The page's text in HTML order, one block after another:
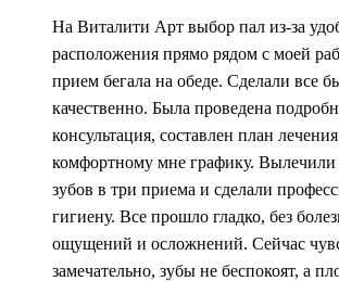
На Виталити Арт выбор пал из-за
расположения прямо рядом с моей
прием бегала на обеде. Сделали все
качественно. Была проведена
консультация, составлен план
комфортному мне графику. Вылечили
зубов в три приема и сделали
гигиену. Все прошло гладко, без
ощущений и осложнений. Сейчас
замечательно, зубы не беспокоят, а